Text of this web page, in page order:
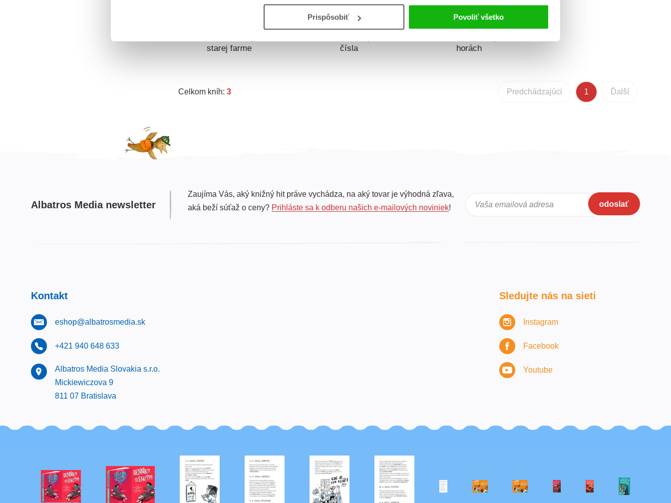
Prispôsobiť Povoliť všetko
starej farme
čísla
horách
Celkom kníh: 3 Predchádzajúci 1 Ďalší
Albatros Media newsletter
Zaujíma Vás, aký knižný hit práve vychádza, na aký tovar je výhodná zľava,
aká beží súťaž o ceny? Prihláste sa k odberu našich e-mailových noviniek! Vaša emailová adresa odoslať
Kontakt
eshop@albatrosmedia.sk
+421 940 648 633
Albatros Media Slovakia s.r.o.
Mickiewiczova 9
811 07 Bratislava
Sledujte nás na sieti
Instagram
Facebook
Youtube